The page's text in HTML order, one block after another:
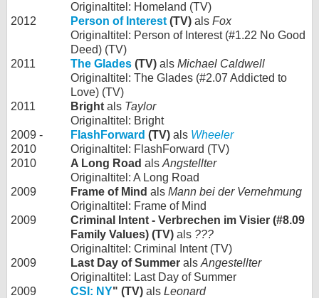
Originaltitel: Homeland (TV)
2012
Person of Interest (TV) als Fox
Originaltitel: Person of Interest (#1.22 No Good
Deed) (TV)
2011
The Glades (TV) als Michael Caldwell
Originaltitel: The Glades (#2.07 Addicted to
Love) (TV)
2011
Bright als Taylor
Originaltitel: Bright
2009 -
2010
FlashForward (TV) als Wheeler
Originaltitel: FlashForward (TV)
2010
A Long Road als Angstellter
Originaltitel: A Long Road
2009
Frame of Mind als Mann bei der Vernehmung
Originaltitel: Frame of Mind
2009
Criminal Intent - Verbrechen im Visier (#8.09
Family Values) (TV) als ???
Originaltitel: Criminal Intent (TV)
2009
Last Day of Summer als Angestellter
Originaltitel: Last Day of Summer
2009
CSI: NY" (TV) als Leonard